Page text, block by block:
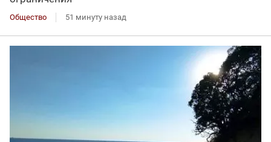
Общество 51 минуту назад